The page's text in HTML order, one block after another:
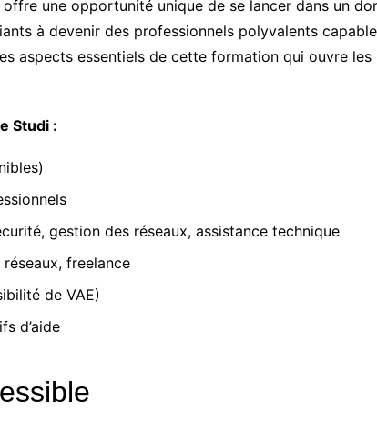
une opportunité unique de se lancer dans un
à devenir des professionnels polyvalents
aspects essentiels de cette formation qui ouvre
Studi :
gestion des réseaux, assistance technique
freelance
de VAE)
d’aide